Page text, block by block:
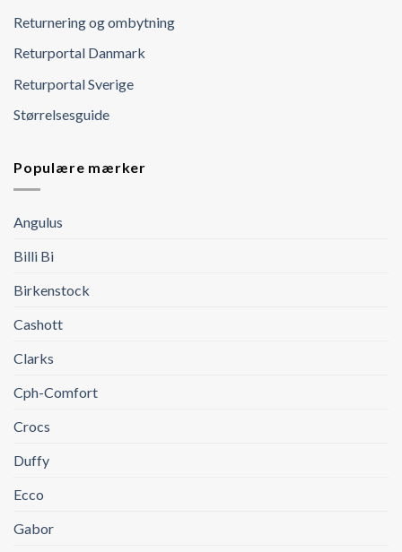
Returnering og ombytning
Returportal Danmark
Returportal Sverige
Størrelsesguide
Populære mærker
Angulus
Billi Bi
Birkenstock
Cashott
Clarks
Cph-Comfort
Crocs
Duffy
Ecco
Gabor